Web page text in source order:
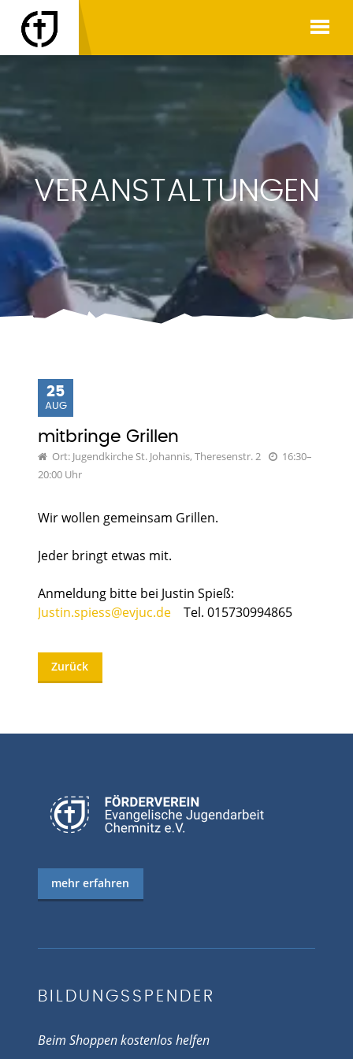
VERANSTALTUNGEN
25
AUG
mitbringe Grillen
Ort: Jugendkirche St. Johannis, Theresenstr. 2
16:30–
20:00 Uhr
Wir wollen gemeinsam Grillen.
Jeder bringt etwas mit.
Anmeldung bitte bei Justin Spieß:
Justin.spiess@evjuc.de Tel. 015730994865
Zurück
mehr erfahren
BILDUNGSSPENDER
Beim Shoppen kostenlos helfen